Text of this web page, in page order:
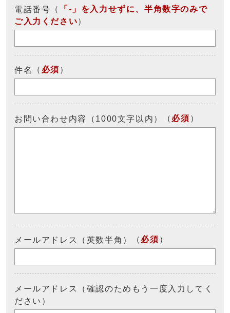
電話番号 （
「-」を入力せずに、半角数字のみで
ご入力ください）
件名 （ 必須 ）
お問い合わせ内容（1000文字以内） （ 必須 ）
メールアドレス（英数半角） （ 必須 ）
メールアドレス（確認のためもう一度入力してく
ださい）